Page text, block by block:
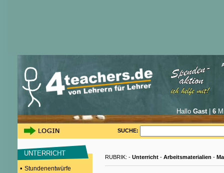
Hallo Gast| 6
SUCHE:
UNTERRICHT
• Stundenentwürfe
RUBRIK: - Unterricht - Arbeitsmaterialien -